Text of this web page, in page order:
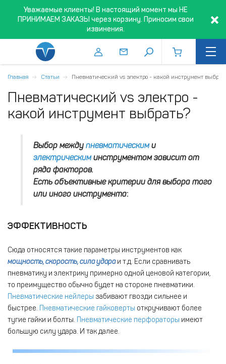
Уважаемые клиенты! В настоящий момент мы НЕ
ПРИНИМАЕМ ЗАКАЗЫ через корзину. Приносим свои
извинения.
Главная Статьи Пневматический vs электро - какой инструмент
Пневматический vs электро -
какой инструмент выбрать?
Выбор между пневматическими
электрическиминструментом зависит от
ряда факторов.
Есть объективные критерии для выбора того
или иного инструмента:
ЭФФЕКТИВНОСТЬ
Сюда относятся такие параметры инструментов как
мощность, скорость, сила удараи т.д. Если сравнивать
пневматику и электрику примерно одной ценовой категории,
то преимущество обычно будет на стороне пневматики.
Пневматические нейлеры забивают гвозди сильнее и
быстрее. Пневматические гайковерты откручивают более
тугие гайки и болты. Пневматические перфораторы имеют
большую силу удара. И так далее.